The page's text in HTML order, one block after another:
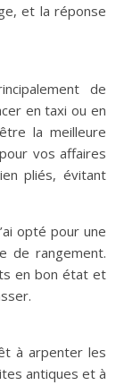
et la réponse
de
en taxi ou en
la meilleure
vos affaires
pliés, évitant
opté pour une
de rangement.
en bon état et
à arpenter les
antiques et à